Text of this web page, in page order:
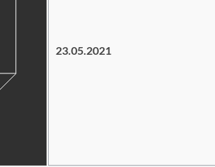
23.05.2021